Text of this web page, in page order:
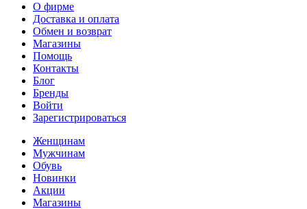
О фирме
Доставка и оплата
Обмен и возврат
Магазины
Помощь
Контакты
Блог
Бренды
Войти
Зарегистрироваться
Женщинам
Мужчинам
Обувь
Новинки
Акции
Магазины